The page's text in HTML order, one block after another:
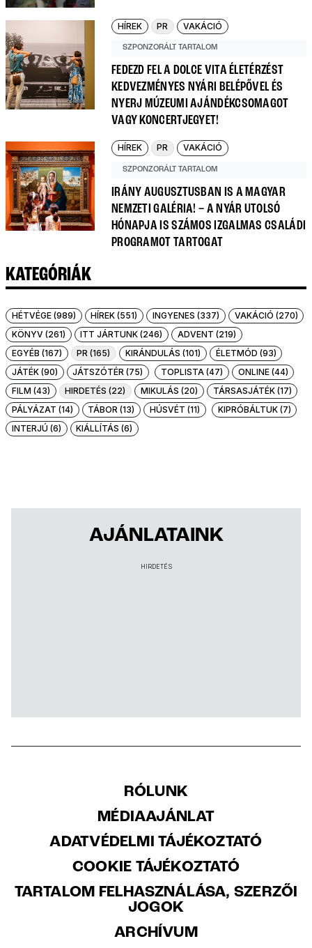
HÍREK PR VAKÁCIÓ
SZPONZORÁLT TARTALOM
FEDEZD FEL A DOLCE VITA ÉLETÉRZÉST
KEDVEZMÉNYES NYÁRI BELÉPŐVEL ÉS
NYERJ MÚZEUMI AJÁNDÉKCSOMAGOT
VAGY KONCERTJEGYET!
HÍREK PR VAKÁCIÓ
SZPONZORÁLT TARTALOM
IRÁNY AUGUSZTUSBAN IS A MAGYAR
NEMZETI GALÉRIA! – A NYÁR UTOLSÓ
HÓNAPJA IS SZÁMOS IZGALMAS CSALÁDI
PROGRAMOT TARTOGAT
KATEGÓRIÁK
HÉTVÉGE (989) HÍREK (551) INGYENES (337)
VAKÁCIÓ (270)
KÖNYV (261)
ITT JÁRTUNK (246)
ADVENT (219)
EGYÉB (167)
PR (165) KIRÁNDULÁS (101)
ÉLETMÓD (93)
JÁTÉK (90)
JÁTSZÓTÉR (75) TOPLISTA (47)
ONLINE (44)
FILM (43)
HIRDETÉS (22) MIKULÁS (20)
TÁRSASJÁTÉK (17)
PÁLYÁZAT (14)
TÁBOR (13) HÚSVÉT (11)
KIPRÓBÁLTUK (7)
INTERJÚ (6)
KIÁLLÍTÁS (6)
AJÁNLATAINK
HIRDETÉS
RÓLUNK
MÉDIAAJÁNLAT
ADATVÉDELMI TÁJÉKOZTATÓ
COOKIE TÁJÉKOZTATÓ
TARTALOM FELHASZNÁLÁSA, SZERZŐI
JOGOK
ARCHÍVUM